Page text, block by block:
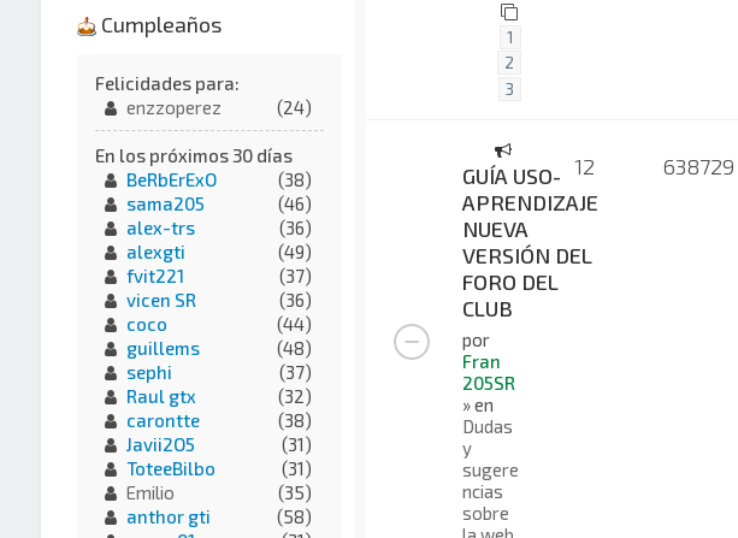
1
2
3
GUÍA USO-
APRENDIZAJE
NUEVA
VERSIÓN DEL
FORO DEL
CLUB
por
Fran
205SR
» en
Dudas
y
sugere
ncias
sobre
12 638729
Cumpleaños
Felicidades para:
enzzoperez
(24)
En los próximos 30 días
BeRbErExO
(38)
sama205
(46)
alex-trs
(36)
alexgti
(49)
fvit221
(37)
vicen SR
(36)
coco
(44)
guillems
(48)
sephi
(37)
Raul gtx
(32)
carontte
(38)
Javii2O5
(31)
ToteeBilbo
(31)
Emilio
(35)
anthor gti
(58)